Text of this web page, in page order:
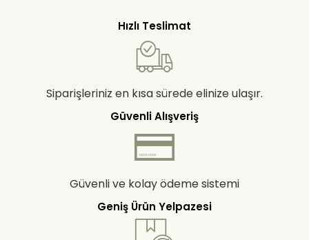
Hızlı Teslimat
Siparişleriniz en kısa sürede elinize ulaşır.
Güvenli Alışveriş
Güvenli ve kolay ödeme sistemi
Geniş Ürün Yelpazesi